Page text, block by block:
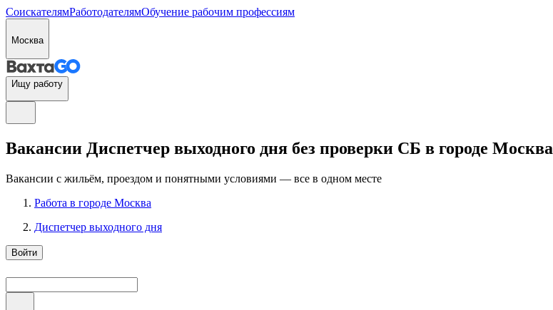
СоискателямРаботодателямОбучение рабочим профессиям
Москва
Ищу работу
Вакансии Диспетчер выходного дня без проверки СБ в городе Москва
Вакансии с жильём, проездом и понятными условиями — все в одном месте
Работа в городе Москва
Диспетчер выходного дня
Войти